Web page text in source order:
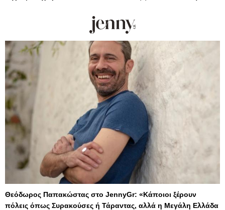
Θεόδωρος Παπακώστας στο JennyGr: «Κάποιοι ξέρουν
πόλεις όπως Συρακούσες ή Τάραντας, αλλά η Μεγάλη Ελλάδα